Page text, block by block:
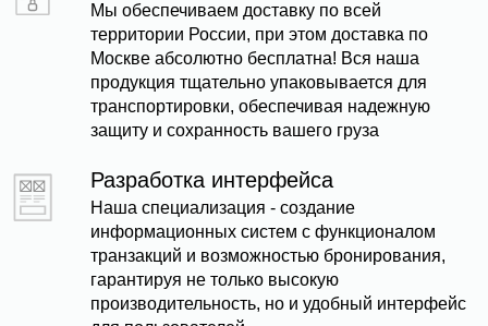
Мы обеспечиваем доставку по всей
территории России, при этом доставка по
Москве абсолютно бесплатна! Вся наша
продукция тщательно упаковывается для
транспортировки, обеспечивая надежную
защиту и сохранность вашего груза
Разработка интерфейса
Наша специализация - создание
информационных систем с функционалом
транзакций и возможностью бронирования,
гарантируя не только высокую
производительность, но и удобный интерфейс